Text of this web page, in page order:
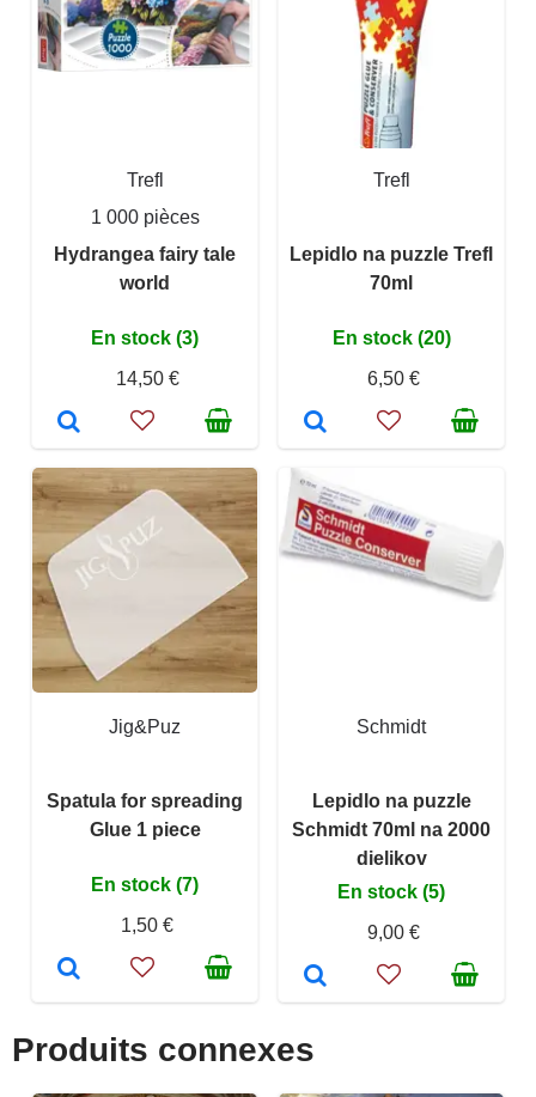
Trefl
1 000 pièces
Hydrangea fairy tale
world
En stock (3)
14,50 €
Trefl
Lepidlo na puzzle Trefl
70ml
En stock (20)
6,50 €
Jig&Puz
Spatula for spreading
Glue 1 piece
En stock (7)
1,50 €
Schmidt
Lepidlo na puzzle
Schmidt 70ml na 2000
dielikov
En stock (5)
9,00 €
Produits connexes